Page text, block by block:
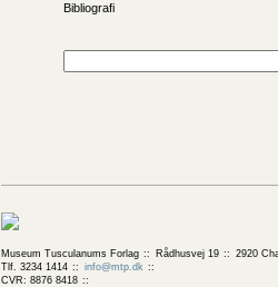
Bibliografi
Museum Tusculanums Forlag Rådhusvej 19
2920
Tlf. 3234 1414
info@mtp.dk
CVR: 8876 8418